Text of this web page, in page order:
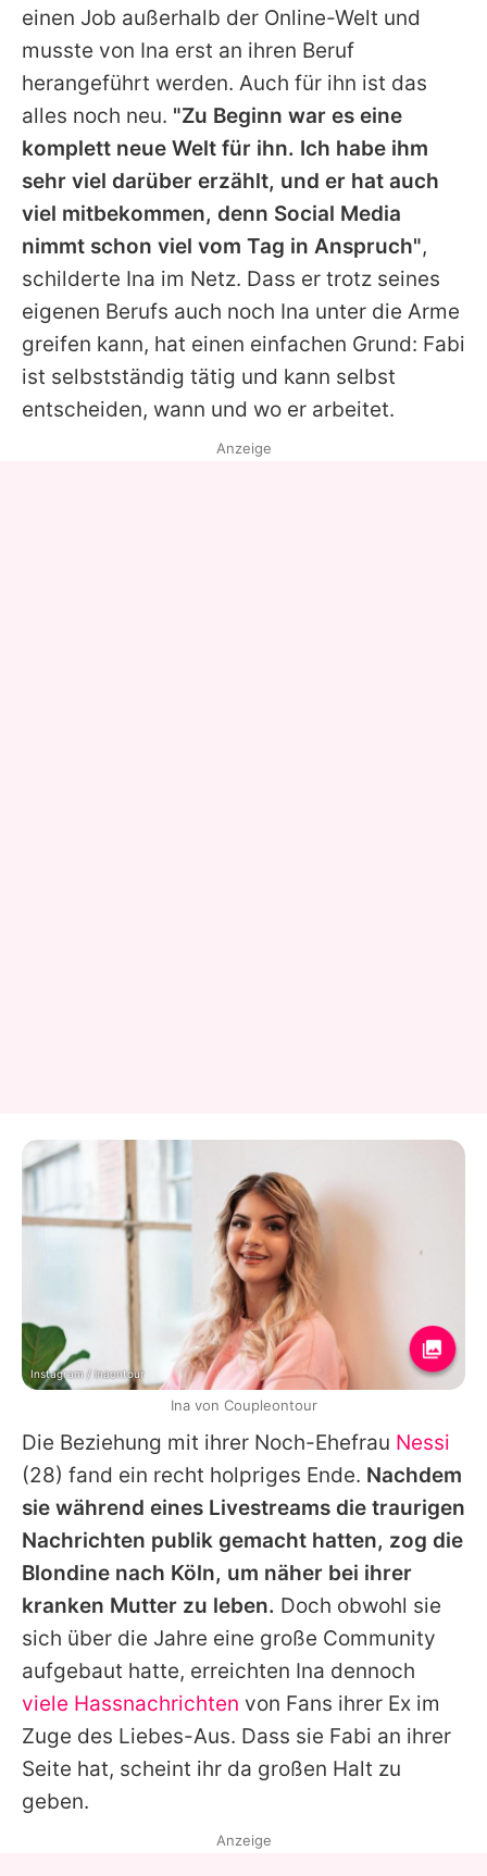
einen Job außerhalb der Online-Welt und
musste von Ina erst an ihren Beruf
herangeführt werden. Auch für ihn ist das
alles noch neu. "Zu Beginn war es eine
komplett neue Welt für ihn. Ich habe ihm
sehr viel darüber erzählt, und er hat auch
viel mitbekommen, denn Social Media
nimmt schon viel vom Tag in Anspruch",
schilderte Ina im Netz. Dass er trotz seines
eigenen Berufs auch noch Ina unter die Arme
greifen kann, hat einen einfachen Grund: Fabi
ist selbstständig tätig und kann selbst
entscheiden, wann und wo er arbeitet.
Die Beziehung mit ihrer Noch-Ehefrau Nessi
(28) fand ein recht holpriges Ende. Nachdem
sie während eines Livestreams die traurigen
Nachrichten publik gemacht hatten, zog die
Blondine nach Köln, um näher bei ihrer
kranken Mutter zu leben. Doch obwohl sie
sich über die Jahre eine große Community
aufgebaut hatte, erreichten Ina dennoch
viele Hassnachrichten von Fans ihrer Ex im
Zuge des Liebes-Aus. Dass sie Fabi an ihrer
Seite hat, scheint ihr da großen Halt zu
geben.
Anzeige
Instagram / inaontour
Ina von Coupleontour
Anzeige